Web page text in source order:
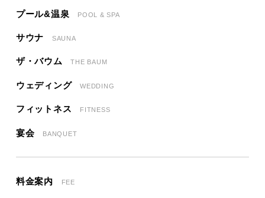
プール&温泉 POOL & SPA
サウナ SAUNA
ザ・バウム THE BAUM
ウェディング WEDDING
フィットネス FITNESS
宴会 BANQUET
料金案内 FEE